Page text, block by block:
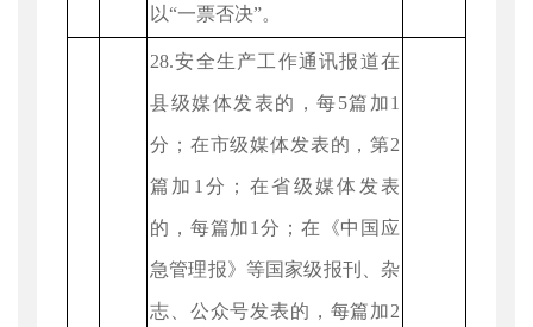
以“一票否决”。
28.安全生产工作通讯报道在
县级媒体发表的，每5篇加1
分；在市级媒体发表的，第2
篇加1分；在省级媒体发表
的，每篇加1分；在《中国应
急管理报》等国家级报刊、杂
志、公众号发表的，每篇加2